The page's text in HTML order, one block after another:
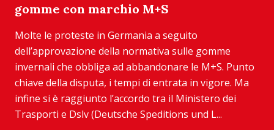
gomme con marchio M+S
Molte le proteste in Germania a seguito
dell’approvazione della normativa sulle gomme
invernali che obbliga ad abbandonare le M+S. Punto
chiave della disputa, i tempi di entrata in vigore. Ma
infine si è raggiunto l’accordo tra il Ministero dei
Trasporti e Dslv (Deutsche Speditions und L...